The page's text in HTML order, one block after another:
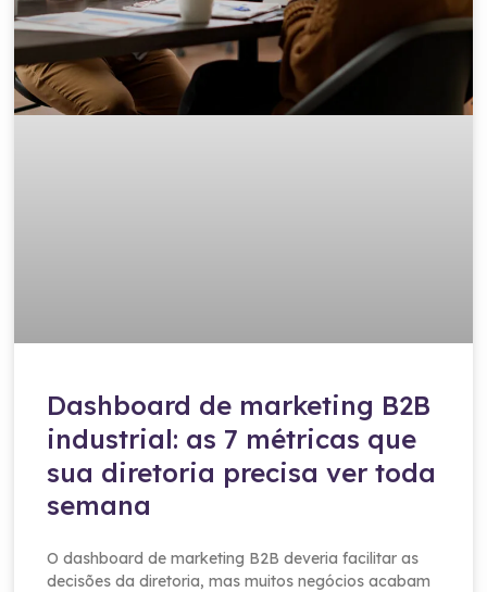
Dashboard de marketing B2B
industrial: as 7 métricas que
sua diretoria precisa ver toda
semana
O dashboard de marketing B2B deveria facilitar as
decisões da diretoria, mas muitos negócios acabam